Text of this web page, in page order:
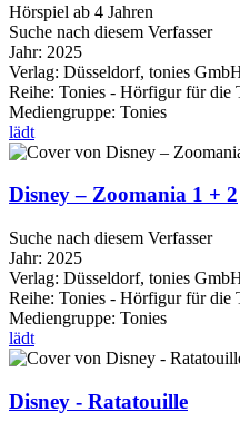
Hörspiel ab 4 Jahren
Suche nach diesem Verfasser
Jahr: 2025
Verlag: Düsseldorf, tonies
Reihe: Tonies - Hörfigur für die
Mediengruppe: Tonies
lädt
Disney – Zoomania 1 + 2
Suche nach diesem Verfasser
Jahr: 2025
Verlag: Düsseldorf, tonies
Reihe: Tonies - Hörfigur für die
Mediengruppe: Tonies
lädt
Disney - Ratatouille